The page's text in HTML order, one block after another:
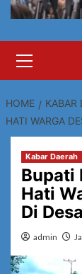
Menu
HOME KABAR
HATI WARGA
Kabar Daerah
Bupati
Hati
Di
admin